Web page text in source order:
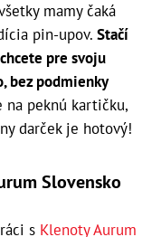
mamy čaká
pin-upov. Stačí
pre svoju
bez podmienky
na peknú kartičku,
darček je hotový!
Slovensko
s Klenoty Aurum